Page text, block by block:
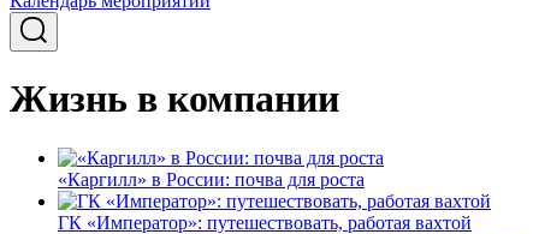
Жизнь в компании
«Каргилл» в России: почва для роста
ГК «Император»: путешествовать, работая вахтой